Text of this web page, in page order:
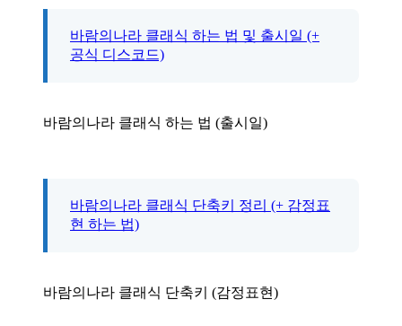
바람의나라 클래식 하는 법 및 출시일 (+
공식 디스코드)
바람의나라 클래식 하는 법 (출시일)
바람의나라 클래식 단축키 정리 (+ 감정표
현 하는 법)
바람의나라 클래식 단축키 (감정표현)